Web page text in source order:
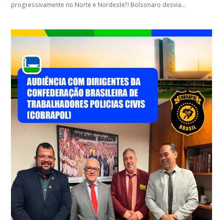
progressivamente no Norte e Nordeste?! Bolsonaro desvia…